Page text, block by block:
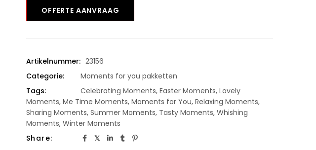
OFFERTE AANVRAAG
Artikelnummer: 23156
Categorie:
Moments for you pakketten
Tags:
Celebrating Moments, Easter Moments, Lovely
Moments, Me Time Moments, Moments for You, Relaxing Moments,
Sharing Moments, Summer Moments, Tasty Moments, Whishing
Moments, Winter Moments
Share: